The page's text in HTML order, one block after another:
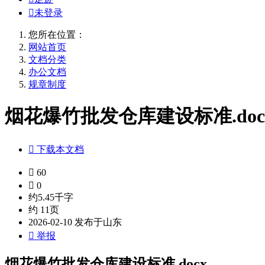
未登录
您所在位置：
网站首页
文档分类
办公文档
规章制度
烟花爆竹批发仓库建设标准
 下载本文档
 60
 0
约5.45千字
约 11页
2026-02-10 发布于山东
 举报